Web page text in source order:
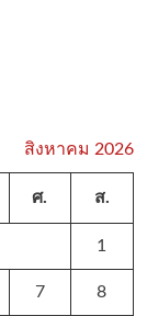
สิงหาคม 2026
ศ. ส.
1
7 8